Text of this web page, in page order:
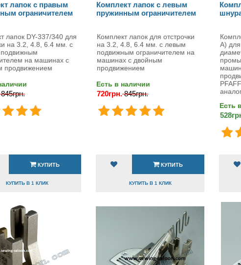
лапок с правым
ограничителем
лапок DY-337/340 для
на 3.2, 4.8, 6.4 мм. с
на машинах с
продвижением
845грн.
КУПИТЬ
КУПИТЬ В 1 КЛИК
Комплект лапок с левым
пружинным ограничителем
Комплект лапок для отстрочки
на 3.2, 4.8, 6.4 мм. с левым
подвижным ограничителем на
машинах с двойным
продвижением
Есть в наличии
720грн. 845грн.
КУПИТЬ
КУПИТЬ В 1 КЛИК
A)
Есть